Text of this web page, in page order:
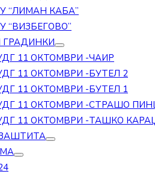
“ЛИМАН КАБА”
“ВИЗБЕГОВО”
ГРАДИНКИ
11 ОКТОМВРИ -ЧАИР
11 ОКТОМВРИ -БУТЕЛ 2
11 ОКТОМВРИ -БУТЕЛ 1
11 ОКТОМВРИ -СТРАШО
11 ОКТОМВРИ -ТАШКО